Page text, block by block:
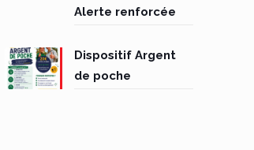
Alerte renforcée
Dispositif Argent
de poche